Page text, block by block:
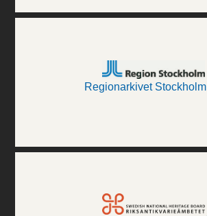
Regionarkivet Stockholm